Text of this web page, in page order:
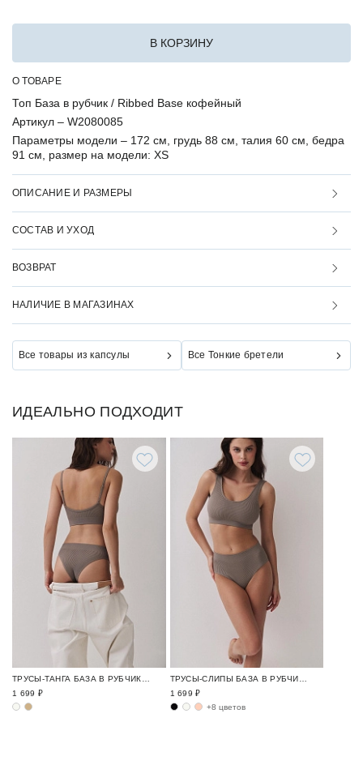
В КОРЗИНУ
О ТОВАРЕ
Топ База в рубчик / Ribbed Base кофейный
Артикул – W2080085
Параметры модели – 172 см, грудь 88 см, талия 60 см, бедра
91 см, размер на модели: XS
ОПИСАНИЕ И РАЗМЕРЫ
СОСТАВ И УХОД
ВОЗВРАТ
НАЛИЧИЕ В МАГАЗИНАХ
Все товары из капсулы Все Тонкие бретели
ИДЕАЛЬНО ПОДХОДИТ
ТРУСЫ-ТАНГА БАЗА В РУБЧИК / RIBBED BASE
1 699 ₽
ТРУСЫ-СЛИПЫ БАЗА В РУБЧИК / RIBBED BASE
1 699 ₽
+8 цветов